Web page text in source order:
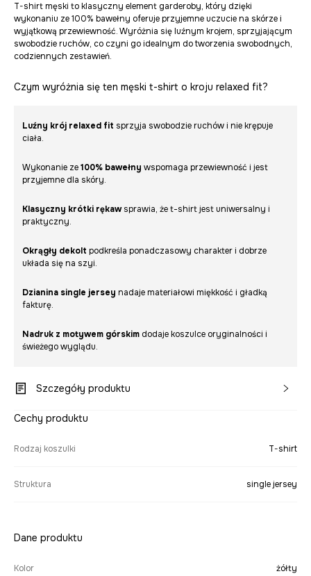
T-shirt męski to klasyczny element garderoby, który dzięki
wykonaniu ze 100% bawełny oferuje przyjemne uczucie na skórze i
wyjątkową przewiewność. Wyróżnia się luźnym krojem, sprzyjającym
swobodzie ruchów, co czyni go idealnym do tworzenia swobodnych,
codziennych zestawień.
Czym wyróżnia się ten męski t-shirt o kroju relaxed fit?
Luźny krój relaxed fit sprzyja swobodzie ruchów i nie krępuje
ciała.
Wykonanie ze100% bawełny wspomaga przewiewność i jest
przyjemne dla skóry.
Klasyczny krótki rękawsprawia, że t-shirt jest uniwersalny i
praktyczny.
Okrągły dekolt podkreśla ponadczasowy charakter i dobrze
układa się na szyi.
Dzianina single jersey nadaje materiałowi miękkość i gładką
fakturę.
Nadruk z motywem górskim dodaje koszulce oryginalności i
świeżego wyglądu.
Szczegóły produktu
Cechy produktu
Rodzaj koszulki T-shirt
Struktura single jersey
Dane produktu
Kolor żółty